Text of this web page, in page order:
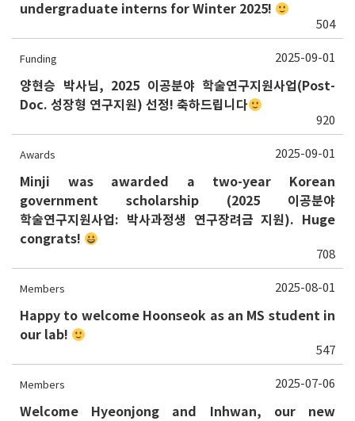
undergraduate interns for Winter 2025!
504
Funding
양현승 박사님, 2025 이공분야 학술연구지원사업(Post-
Doc. 성장형 연구지원) 선정! 축하드립니다
920
2025-09-01
Awards
Minji was awarded a two-year Korean
government scholarship (2025 이공분야
학술연구지원사업: 박사과정생 연구장려금 지원). Huge
congrats!
708
2025-09-01
Members
Happy to welcome Hoonseok as an MS student in
our lab!
547
2025-08-01
Members
Welcome Hyeonjong and Inhwan, our new
2025-07-06